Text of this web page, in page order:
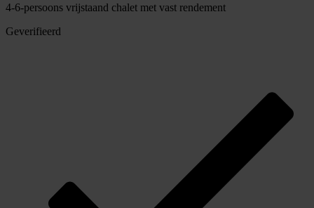
4-6-persoons vrijstaand chalet met vast rendement
Geverifieerd